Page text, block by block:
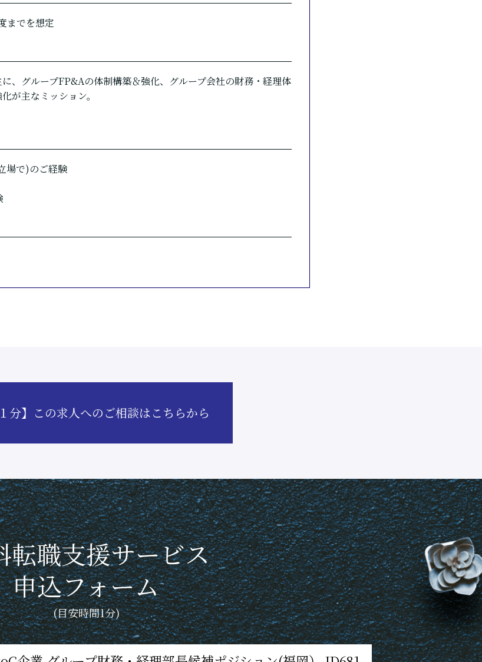
までを想定
、グループFP&Aの体制構築＆強化、グループ会社の財務・経理体
が主なミッション。
場で)のご経験
分】この求人へのご相談はこちらから
転職支援サービス
申込フォーム
(目安時間1分)